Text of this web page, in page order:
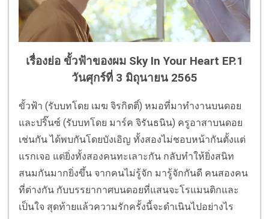
เรื่องย่อ ขั้วฟ้าของผม Sky In Your Heart EP.1
วันศุกร์ที่ 3 มิถุนายน 2565
ขั้วฟ้า (รับบทโดย เมฆ จิรกิตติ์) หมอที่มาทำงานบนดอย
และปริ๊นซ์ (รับบทโดย มาร์ค จิรันธนิน) ครูอาสาบนดอย
เช่นกัน ได้พบกันโดยบังเอิญ ทั้งสองไม่ชอบหน้ากันตั้งแต่
แรกเจอ แต่ยิ่งทั้งสองคนทะเลาะกัน กลับทำให้ยิ่งสนิท
สนมกันมากยิ่งขึ้น จากคนไม่รู้จัก มารู้จักกันดี คนสองคน
ที่ต่างกัน กับบรรยากาศบนดอยที่แสนจะโรแมนติกและ
เป็นใจ สุดท้ายแล้วความรักครั้งนี้จะดำเนินไปอย่างไร